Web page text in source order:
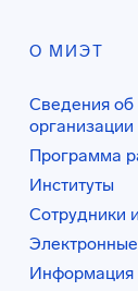
О МИЭТ
Сведения об
организации
Программа
Институты
Сотрудники
Информация